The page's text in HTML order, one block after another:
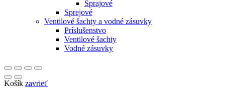
Sprajové
Sprejové
Ventilové šachty a vodné zásuvky
Príslušenstvo
Ventilové šachty
Vodné zásuvky
Košík zavrieť